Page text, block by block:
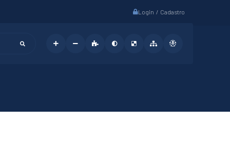
Login / Cadastro